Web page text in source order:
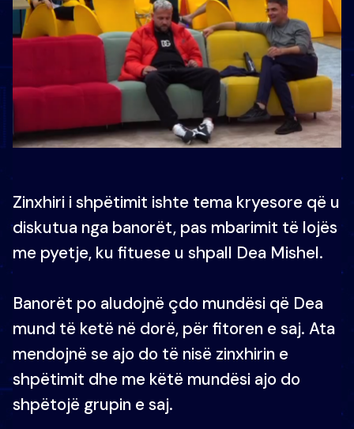
Zinxhiri i shpëtimit ishte tema kryesore që u
diskutua nga banorët, pas mbarimit të lojës
me pyetje, ku fituese u shpall Dea Mishel.
Banorët po aludojnë çdo mundësi që Dea
mund të ketë në dorë, për fitoren e saj. Ata
mendojnë se ajo do të nisë zinxhirin e
shpëtimit dhe me këtë mundësi ajo do
shpëtojë grupin e saj.